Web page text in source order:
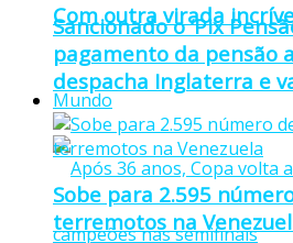
Com outra virada
despacha Inglaterra e
Sancionado o ‘Pix
pagamento da pensão
Mundo
Sobe para 2.595
terremotos na